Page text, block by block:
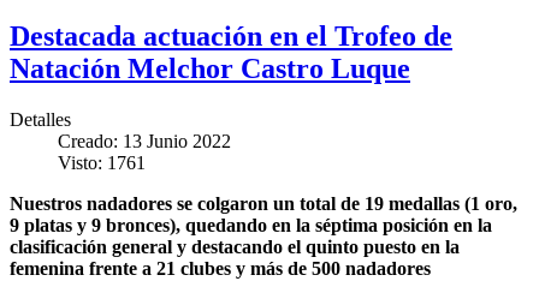
Destacada actuación en el Trofeo de
Natación Melchor Castro Luque
Detalles
Creado: 13 Junio 2022
Visto: 1761
Nuestros nadadores se colgaron un total de 19 medallas (1 oro,
9 platas y 9 bronces), quedando en la séptima posición en la
clasificación general y destacando el quinto puesto en la
femenina frente a 21 clubes y más de 500 nadadores